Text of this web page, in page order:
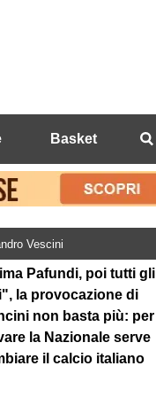
Basket
Vescini
Pafundi, poi tutti gli
la provocazione di
non basta più: per
la Nazionale serve
il calcio italiano